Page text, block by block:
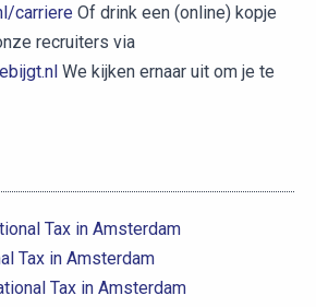
carriere Of drink een (online) kopje
recruiters via
We kijken ernaar uit om je te
Tax in Amsterdam
Tax in Amsterdam
Tax in Amsterdam